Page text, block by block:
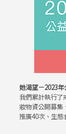
她渴望－2023
我們累計執行了
妝物資公開募集
推廣40次、生態